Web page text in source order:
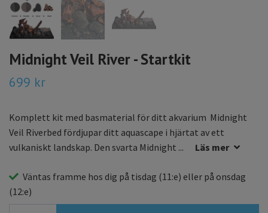
Midnight Veil River - Startkit
699 kr
Komplett kit med basmaterial för ditt akvarium Midnight
Veil Riverbed fördjupar ditt aquascape i hjärtat av ett
vulkaniskt landskap. Den svarta Midnight ...
Läs mer
Väntas framme hos dig på tisdag (11:e) eller på onsdag
(12:e)